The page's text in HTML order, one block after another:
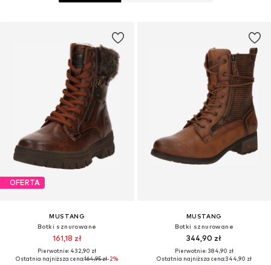
OFERTA
MUSTANG
Botki sznurowane
161,18 zł
Pierwotnie: 432,90 zł
Ostatnia najniższa cena:164,95 zł-2%
MUSTANG
Botki sznurowane
344,90 zł
Pierwotnie: 384,90 zł
Ostatnia najniższa cena:344,90 zł